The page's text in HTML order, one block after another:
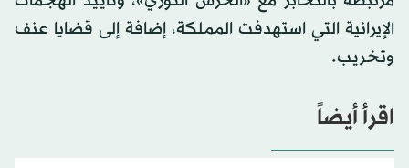
الإيرانية التي استهدفت المملكة، إضافة إلى قضايا عنف
وتخريب.
اقرأ أيضاً